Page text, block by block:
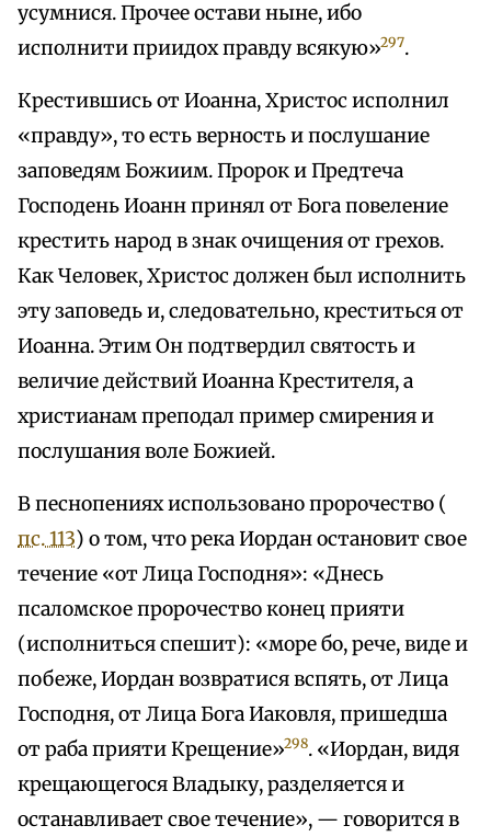
усумнися. Прочее остави ныне, ибо
исполнити приидох правду всякую»297.
Крестившись от Иоанна, Христос исполнил
«правду», то есть верность и послушание
заповедям Божиим. Пророк и Предтеча
Господень Иоанн принял от Бога повеление
крестить народ в знак очищения от грехов.
Как Человек, Христос должен был исполнить
эту заповедь и, следовательно, креститься от
Иоанна. Этим Он подтвердил святость и
величие действий Иоанна Крестителя, а
христианам преподал пример смирения и
послушания воле Божией.
В песнопениях использовано пророчество (
пс. 113) о том, что река Иордан остановит свое
течение «от Лица Господня»: «Днесь
псаломское пророчество конец прияти
(исполниться спешит): «море бо, рече, виде и
побеже, Иордан возвратися вспять, от Лица
Господня, от Лица Бога Иаковля, пришедша
от раба прияти Крещение»298. «Иордан, видя
крещающегося Владыку, разделяется и
останавливает свое течение», — говорится в